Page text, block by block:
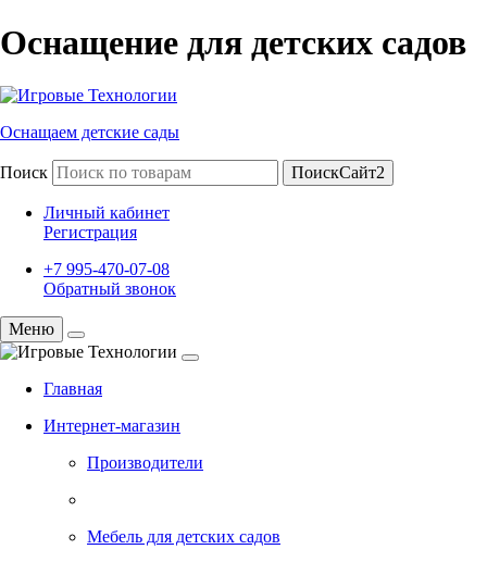
Оснащение для детских садов
Оснащаем детские сады
Поиск ПоискСайт2
Личный кабинет
Регистрация
+7 995-470-07-08
Обратный звонок
Меню
Главная
Интернет-магазин
Производители
Мебель для детских садов